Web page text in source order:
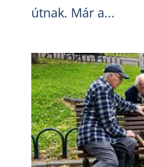
útnak. Már a...